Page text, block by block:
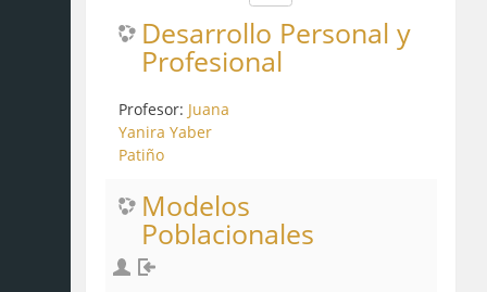
Desarrollo Personal y
Profesional
Profesor: Juana
Yanira Yaber
Patiño
Modelos
Poblacionales